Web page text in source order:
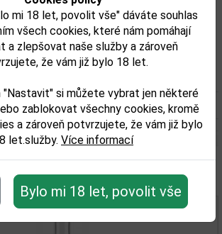
mi 18 let, povolit vše" dáváte souhlas
všech cookies, které nám pomáhají
a zlepšovat naše služby a zároveň
že vám již bylo 18 let.
si můžete vybrat jen některé
zablokovat všechny cookies, kromě
a zároveň potvrzujete, že vám již bylo
let.služby. Více informací
Bylo mi 18 let, povolit vše
prosím před konzumací.
0,7
zboží